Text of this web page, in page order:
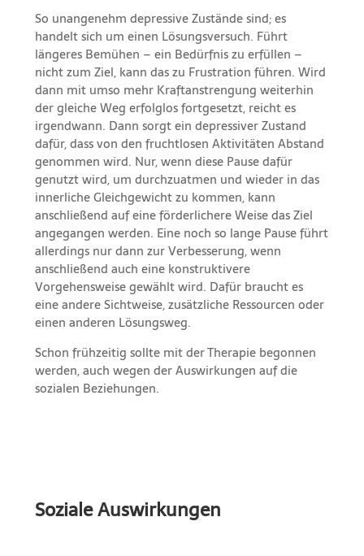
So unangenehm depressive Zustände sind; es
handelt sich um einen Lösungsversuch. Führt
längeres Bemühen – ein Bedürfnis zu erfüllen –
nicht zum Ziel, kann das zu Frustration führen. Wird
dann mit umso mehr Kraftanstrengung weiterhin
der gleiche Weg erfolglos fortgesetzt, reicht es
irgendwann. Dann sorgt ein depressiver Zustand
dafür, dass von den fruchtlosen Aktivitäten Abstand
genommen wird. Nur, wenn diese Pause dafür
genutzt wird, um durchzuatmen und wieder in das
innerliche Gleichgewicht zu kommen, kann
anschließend auf eine förderlichere Weise das Ziel
angegangen werden. Eine noch so lange Pause führt
allerdings nur dann zur Verbesserung, wenn
anschließend auch eine konstruktivere
Vorgehensweise gewählt wird. Dafür braucht es
eine andere Sichtweise, zusätzliche Ressourcen oder
einen anderen Lösungsweg.
Schon frühzeitig sollte mit der Therapie begonnen
werden, auch wegen der Auswirkungen auf die
sozialen Beziehungen.
Soziale Auswirkungen